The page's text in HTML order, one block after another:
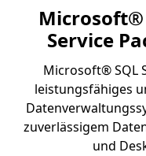
Microsoft®
Service
Microsoft® SQL
leistungsfähiges
zuverlässigem
und